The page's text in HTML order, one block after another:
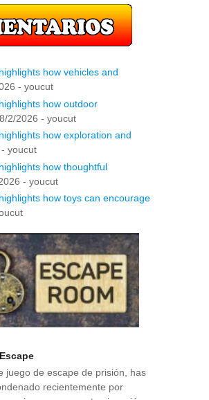
how vehicles and
- youcut
how outdoor
2/2026 - youcut
how exploration and
- youcut
how thoughtful
- youcut
how toys can encourage
juego de escape de prisión, has
recientemente por